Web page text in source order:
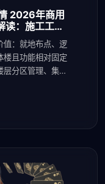
2026年商用
读：施工工
值：就地布点、逻
楼且功能相对固定
分区管理、集中